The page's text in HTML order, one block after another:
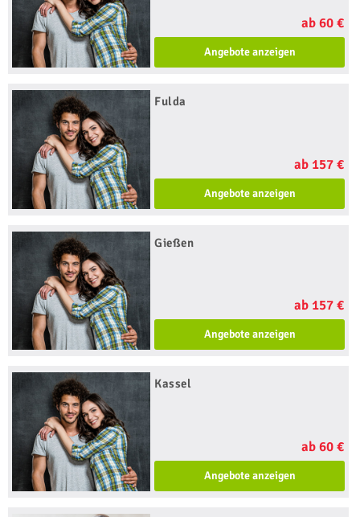
ab 60 €
Angebote anzeigen
Fulda
ab 157 €
Angebote anzeigen
Gießen
ab 157 €
Angebote anzeigen
Kassel
ab 60 €
Angebote anzeigen